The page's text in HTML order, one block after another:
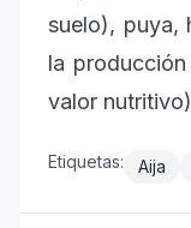
suelo), puya,
la
valor
Etiquetas: Aija